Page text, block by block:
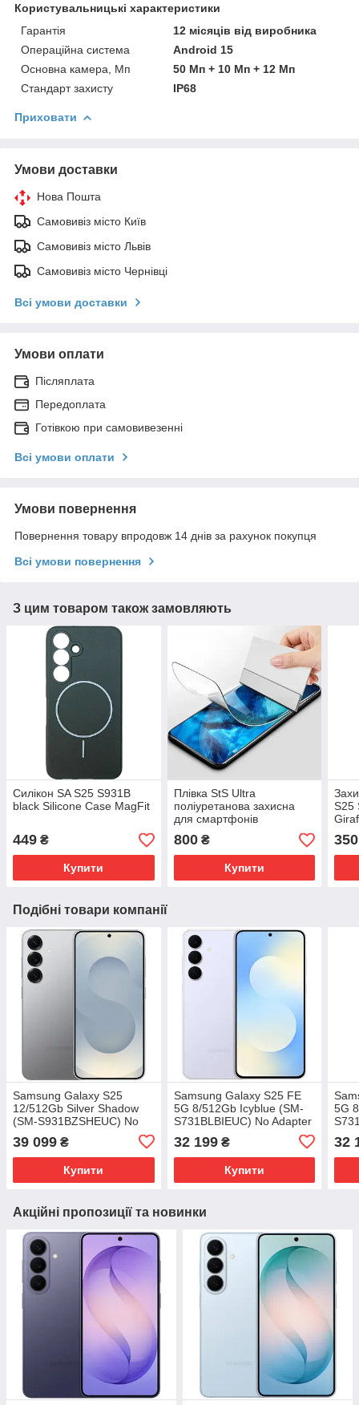
Користувальницькі характеристики
Гарантія
12 місяців від виробника
Операційна система
Android 15
Основна камера, Мп
50 Мп + 10 Мп + 12 Мп
Стандарт захисту
IP68
Приховати
Умови доставки
Нова Пошта
Самовивіз місто Київ
Самовивіз місто Львів
Самовивіз місто Чернівці
Всі умови доставки
Умови оплати
Післяплата
Передоплата
Готівкою при самовивезенні
Всі умови оплати
Умови повернення
Повернення товару впродовж 14 днів за рахунок покупця
Всі умови повернення
З цим товаром також замовляють
Силікон SA S25 S931B
black Silicone Case MagFit
449 ₴
Купити
Плівка StS Ultra
поліуретанова захисна
для смартфонів
800₴
Купити
S25
350
Подібні товари компанії
Samsung Galaxy S25
12/512Gb Silver Shadow
(SM-S931BZSHEUC) No
39 099 ₴
Купити
Samsung Galaxy S25 FE
5G 8/512Gb Icyblue (SM-
S731BLBIEUC) No Adapter
32 199₴
Купити
5G
32
Акційні пропозиції та новинки